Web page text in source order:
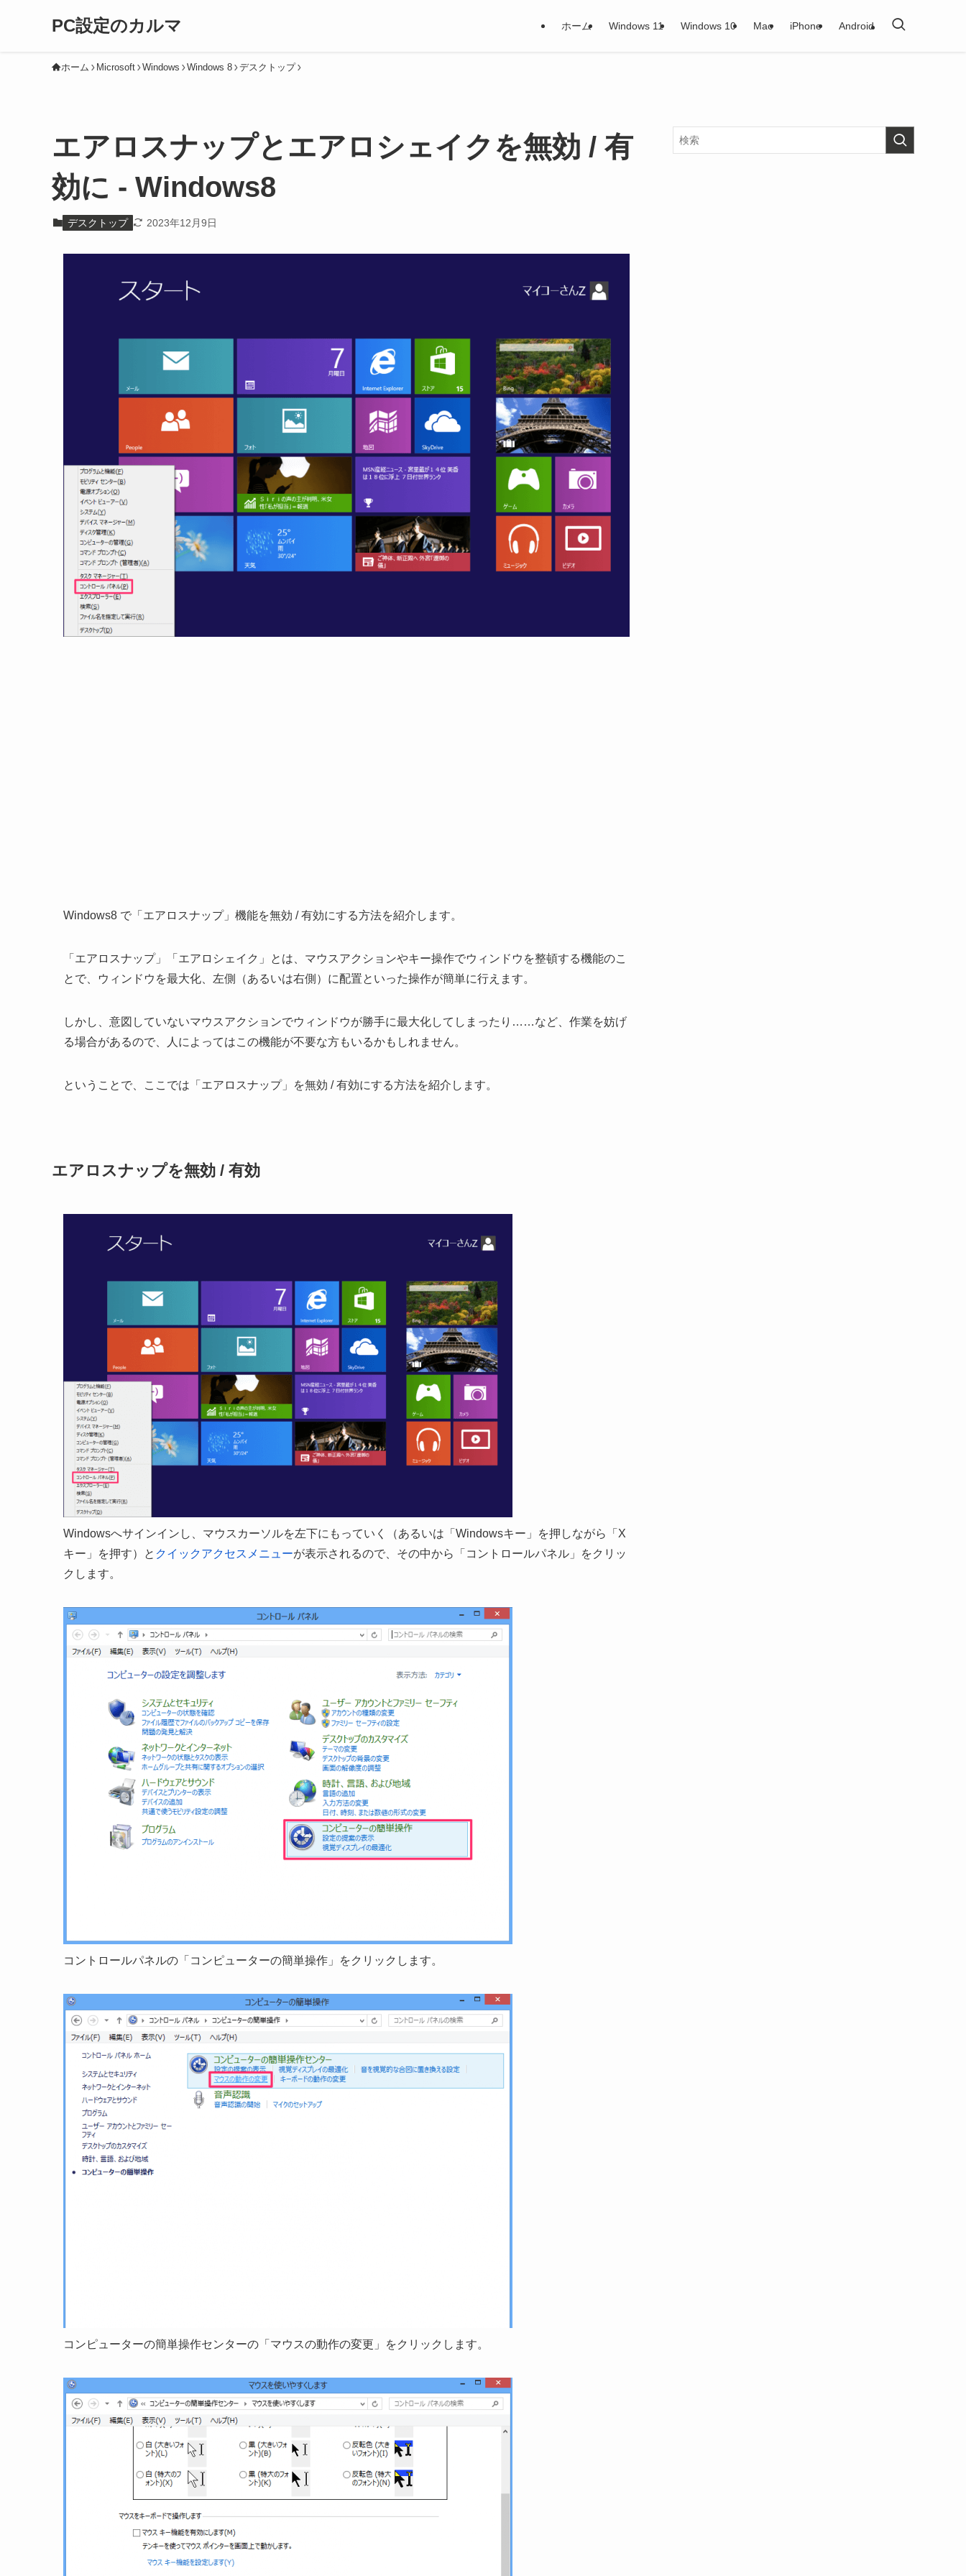
PC設定のカルマ ホーム Windows 11 Windows 10 Mac iPhone Android
ホーム Microsoft Windows Windows 8 デスクトップ
エアロスナップとエアロシェイクを無効 / 有
効に - Windows8
デスクトップ 2023年12月9日
Windows8 で「エアロスナップ」機能を無効 / 有効にする方法を紹介します。
「エアロスナップ」「エアロシェイク」とは、マウスアクションやキー操作でウィンドウを整頓する機能のこ
とで、ウィンドウを最大化、左側（あるいは右側）に配置といった操作が簡単に行えます。
しかし、意図していないマウスアクションでウィンドウが勝手に最大化してしまったり……など、作業を妨げ
る場合があるので、人によってはこの機能が不要な方もいるかもしれません。
ということで、ここでは「エアロスナップ」を無効 / 有効にする方法を紹介します。
エアロスナップを無効 / 有効
Windowsへサインインし、マウスカーソルを左下にもっていく（あるいは「Windowsキー」を押しながら「X
キー」を押す）と クイックアクセスメニューが表示されるので、その中から「コントロールパネル」をクリッ
クします。
コントロールパネルの「コンピューターの簡単操作」をクリックします。
コンピューターの簡単操作センターの「マウスの動作の変更」をクリックします。